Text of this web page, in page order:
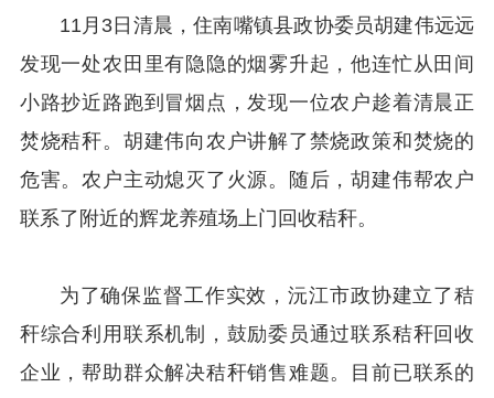
11月3日清晨，住南嘴镇县政协委员胡建伟远远
发现一处农田里有隐隐的烟雾升起，他连忙从田间
小路抄近路跑到冒烟点，发现一位农户趁着清晨正
焚烧秸秆。胡建伟向农户讲解了禁烧政策和焚烧的
危害。农户主动熄灭了火源。随后，胡建伟帮农户
联系了附近的辉龙养殖场上门回收秸秆。
为了确保监督工作实效，沅江市政协建立了秸
秆综合利用联系机制，鼓励委员通过联系秸秆回收
企业，帮助群众解决秸秆销售难题。目前已联系的